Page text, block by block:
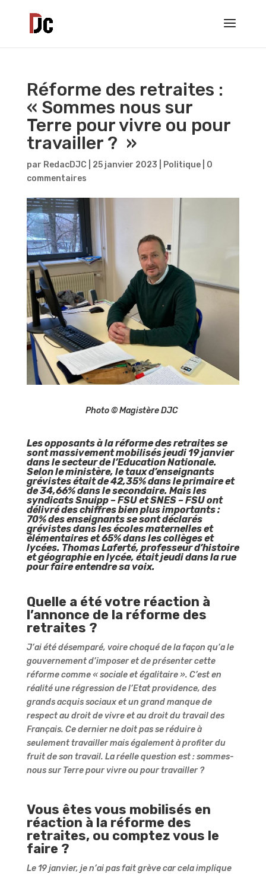
Réforme des retraites :
« Sommes nous sur
Terre pour vivre ou pour
travailler ? »
par RedacDJC 25 janvier 2023 Politique| 0
commentaires
Photo © Magistère DJC
Les opposants à la réforme des retraites se
sont massivement mobilisés jeudi 19 janvier
dans le secteur de l’Education Nationale.
Selon le ministère, le taux d’enseignants
grévistes était de 42,35% dans le primaire et
de 34,66% dans le secondaire. Mais les
syndicats Snuipp – FSU et SNES – FSU ont
délivré des chiffres bien plus importants :
70% des enseignants se sont déclarés
grévistes dans les écoles maternelles et
élémentaires et 65% dans les collèges et
lycées. Thomas Laferté, professeur d’histoire
et géographie en lycée, était jeudi dans la rue
pour faire entendre sa voix.
Quelle a été votre réaction à
l’annonce de la réforme des
retraites ?
J’ai été désemparé, voire choqué de la façon qu’a le
gouvernement d’imposer et de présenter cette
réforme comme « sociale et égalitaire ». C’est en
réalité une régression de l’Etat providence, des
grands acquis sociaux et un grand manque de
respect au droit de vivre et au droit du travail des
Français. Ce dernier ne doit pas se réduire à
seulement travailler mais également à profiter du
fruit de son travail. La réelle question est : sommes-
nous sur Terre pour vivre ou pour travailler ?
Vous êtes vous mobilisés en
réaction à la réforme des
retraites, ou comptez vous le
faire ?
Le 19 janvier, je n’ai pas fait grève car cela implique